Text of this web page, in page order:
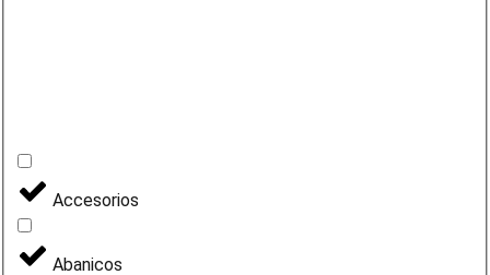
Accesorios
Abanicos